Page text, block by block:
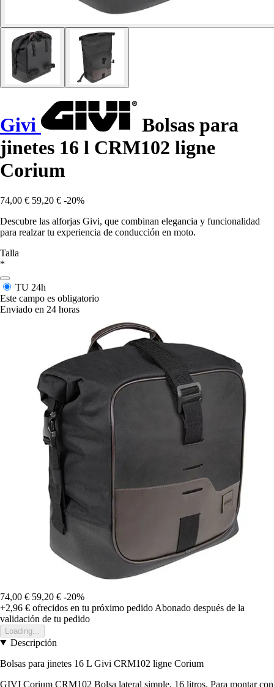
Givi
Bolsas para
jinetes 16 l CRM102 ligne
Corium
74,00 € 59,20 € -20%
Descubre las alforjas Givi, que combinan elegancia y funcionalidad
para realzar tu experiencia de conducción en moto.
Talla
*
TU 24h
Este campo es obligatorio
Enviado en 24 horas
74,00 € 59,20 € -20%
+2,96 € ofrecidos en tu próximo pedido Abonado después de la
validación de tu pedido
Loading...
Descripción
Bolsas para jinetes 16 L Givi CRM102 ligne Corium
GIVI Corium CRM102 Bolsa lateral simple, 16 litros. Para montar con